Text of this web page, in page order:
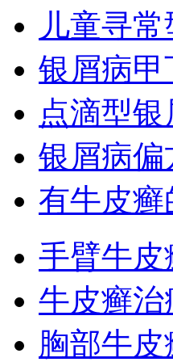
儿童寻
银屑病甲
点滴型
银屑病
有牛皮
手臂牛皮
牛皮癣治
胸部牛皮